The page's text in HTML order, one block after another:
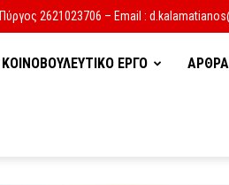
Πύργος 2621023706 – Email :
ΚΟΙΝΟΒΟΥΛΕΥΤΙΚΟ ΕΡΓΟ